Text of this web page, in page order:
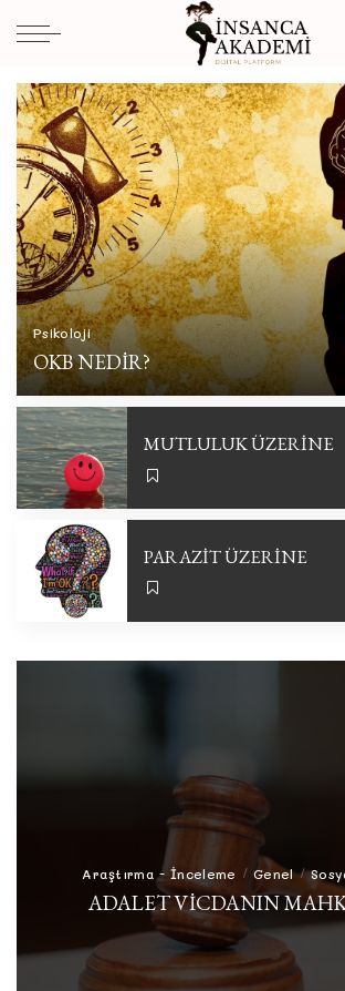
Psikoloji
OKB NEDIR?
POSTED
BY
ZEYNEP MERTOĞLU EKIM 28, 2024
MUTLULUK ÜZERİNE
PARAZİT ÜZERİNE
Araştırma - İnceleme Genel
ADALET VICDANIN